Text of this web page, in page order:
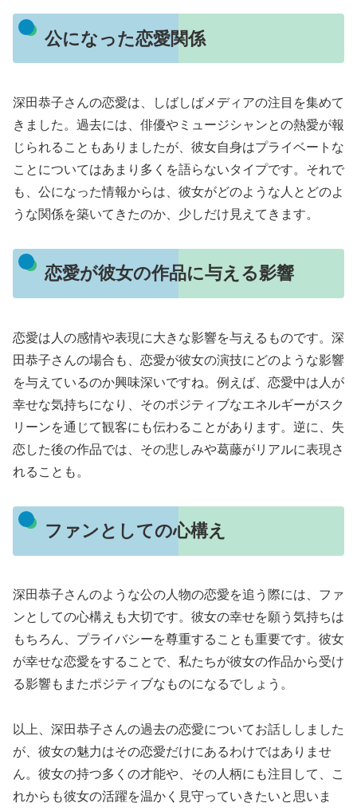
公になった恋愛関係
深田恭子さんの恋愛は、しばしばメディアの注目を集めて
きました。過去には、俳優やミュージシャンとの熱愛が報
じられることもありましたが、彼女自身はプライベートな
ことについてはあまり多くを語らないタイプです。それで
も、公になった情報からは、彼女がどのような人とどのよ
うな関係を築いてきたのか、少しだけ見えてきます。
恋愛が彼女の作品に与える影響
恋愛は人の感情や表現に大きな影響を与えるものです。深
田恭子さんの場合も、恋愛が彼女の演技にどのような影響
を与えているのか興味深いですね。例えば、恋愛中は人が
幸せな気持ちになり、そのポジティブなエネルギーがスク
リーンを通じて観客にも伝わることがあります。逆に、失
恋した後の作品では、その悲しみや葛藤がリアルに表現さ
れることも。
ファンとしての心構え
深田恭子さんのような公の人物の恋愛を追う際には、ファ
ンとしての心構えも大切です。彼女の幸せを願う気持ちは
もちろん、プライバシーを尊重することも重要です。彼女
が幸せな恋愛をすることで、私たちが彼女の作品から受け
る影響もまたポジティブなものになるでしょう。
以上、深田恭子さんの過去の恋愛についてお話ししました
が、彼女の魅力はその恋愛だけにあるわけではありませ
ん。彼女の持つ多くの才能や、その人柄にも注目して、こ
れからも彼女の活躍を温かく見守っていきたいと思いま